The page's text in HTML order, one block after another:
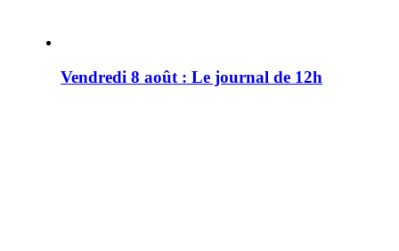
Vendredi 8 août : Le journal de 12h